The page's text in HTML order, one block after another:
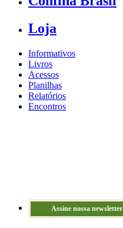
Loja
Informativos
Livros
Acessos
Planilhas
Relatórios
Encontros
Assine nossa newsletter